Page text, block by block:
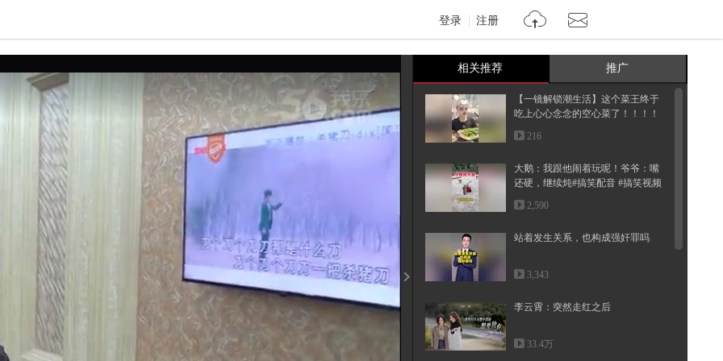
登录 注册
亮度
饱和度
相关推荐 推广
【一镜解锁潮生活】这个菜王终于
吃上心心念念的空心菜了！！！！
螺...
216
大鹅：我跟他闹着玩呢！爷爷：嘴
还硬，继续炖#搞笑配音 #搞笑视频
...
2,590
站着发生关系，也构成强奸罪吗
3,343
李云霄：突然走红之后
33.4万